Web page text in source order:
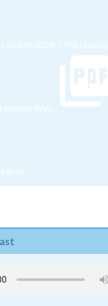
+62 878-8528-5958 (Ayumi)
Halaman Web
Juknis